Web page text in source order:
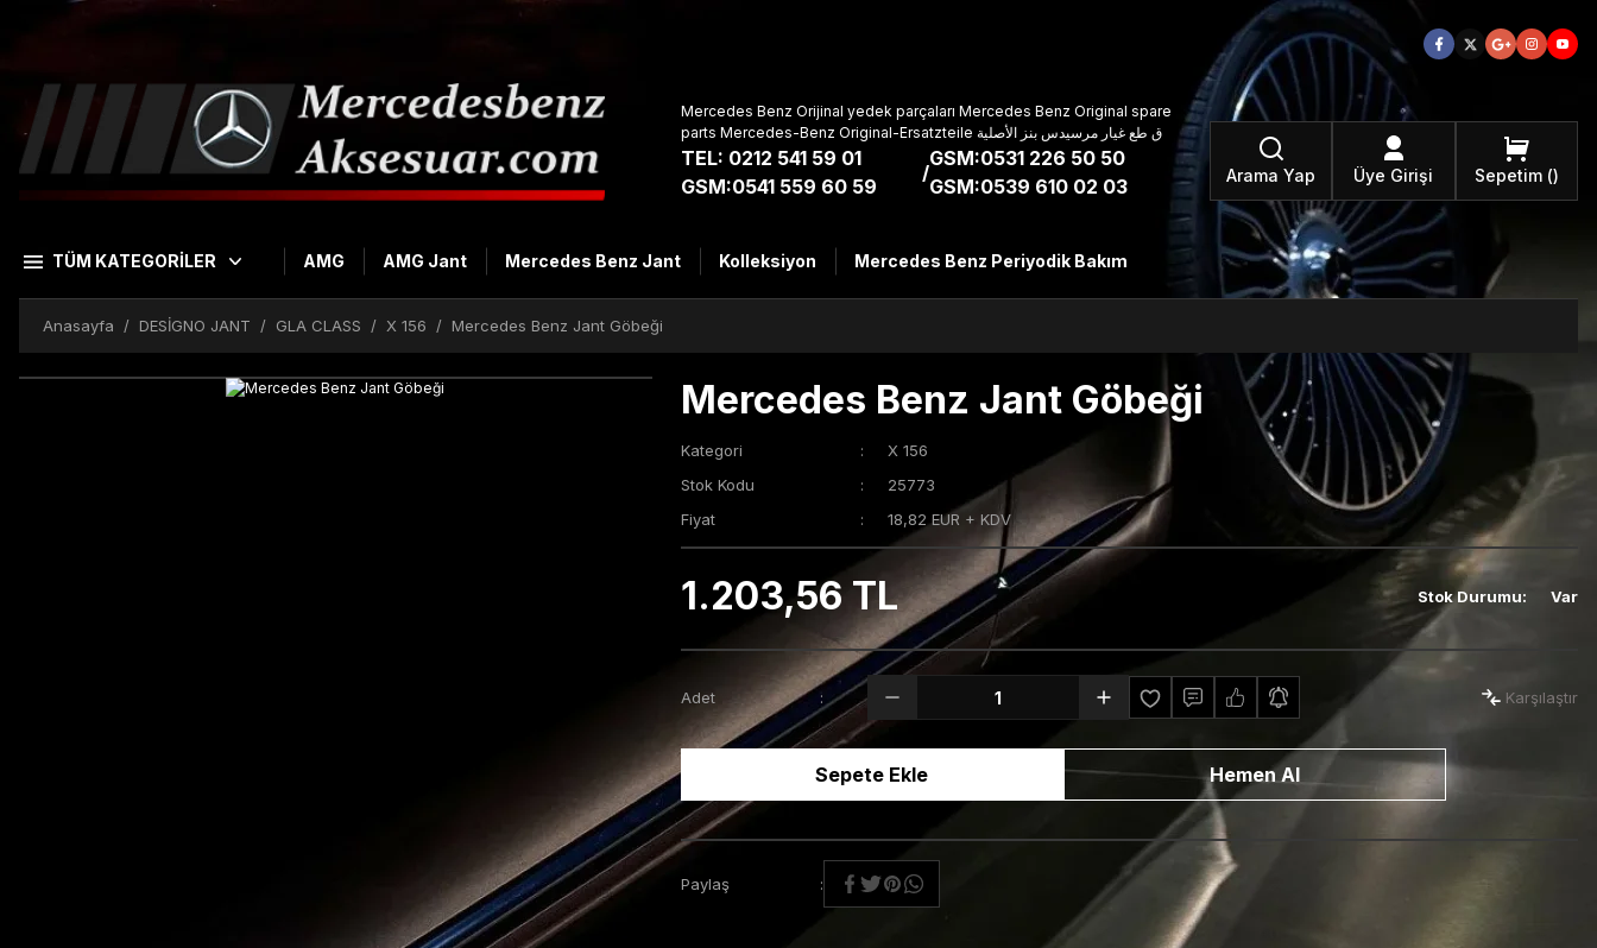
Mercedes Benz Orijinal yedek parçaları Mercedes Benz Original spare
parts Mercedes-Benz Original-Ersatzteile ق طع غيار مرسيدس بنز الأصلية
TEL: 0212 541 59 01
GSM:0541 559 60 59
/
GSM:0531 226 50 50
GSM:0539 610 02 03
Arama Yap Üye Girişi Sepetim
TÜM KATEGORİLER AMG AMG Jant Mercedes Benz Jant Kolleksiyon Mercedes Benz Periyodik Bakım
Anasayfa DESİGNO JANT GLA CLASS X 156 Mercedes Benz Jant Göbeği
Mercedes Benz Jant Göbeği
Kategori
X 156
Stok Kodu
25773
Fiyat
18,82 EUR + KDV
1.203,56 TL Stok Durumu: Var
Adet Karşılaştır
Sepete Ekle Hemen Al
Paylaş